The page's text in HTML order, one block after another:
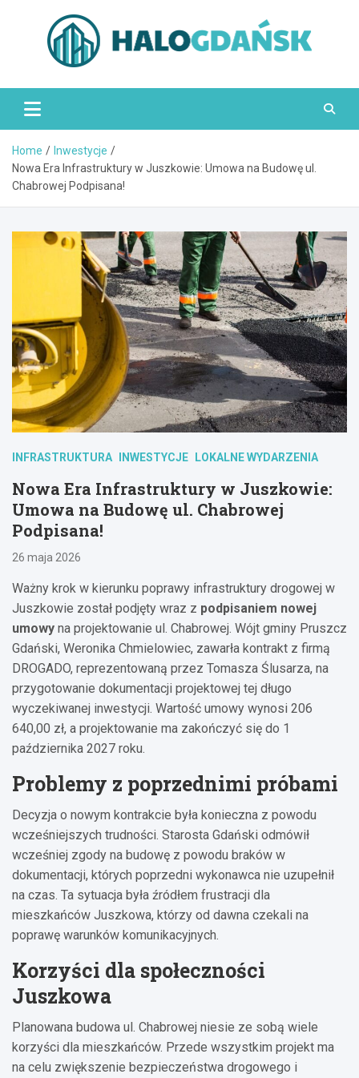
HaloGdańsk.pl
Home
Inwestycje
Nowa Era Infrastruktury w Juszkowie: Umowa na Budowę ul.
Chabrowej Podpisana!
INFRASTRUKTURA INWESTYCJE LOKALNE WYDARZENIA
Nowa Era Infrastruktury w Juszkowie:
Umowa na Budowę ul. Chabrowej
Podpisana!
26 maja 2026
Ważny krok w kierunku poprawy infrastruktury drogowej w
Juszkowie został podjęty wraz z podpisaniem nowej
umowy na projektowanie ul. Chabrowej. Wójt gminy Pruszcz
Gdański, Weronika Chmielowiec, zawarła kontrakt z firmą
DROGADO, reprezentowaną przez Tomasza Ślusarza, na
przygotowanie dokumentacji projektowej tej długo
wyczekiwanej inwestycji. Wartość umowy wynosi 206
640,00 zł, a projektowanie ma zakończyć się do 1
października 2027 roku.
Problemy z poprzednimi próbami
Decyzja o nowym kontrakcie była konieczna z powodu
wcześniejszych trudności. Starosta Gdański odmówił
wcześniej zgody na budowę z powodu braków w
dokumentacji, których poprzedni wykonawca nie uzupełnił
na czas. Ta sytuacja była źródłem frustracji dla
mieszkańców Juszkowa, którzy od dawna czekali na
poprawę warunków komunikacyjnych.
Korzyści dla społeczności
Juszkowa
Planowana budowa ul. Chabrowej niesie ze sobą wiele
korzyści dla mieszkańców. Przede wszystkim projekt ma
na celu zwiększenie bezpieczeństwa drogowego i